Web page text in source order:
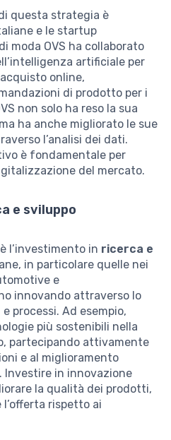
questa strategia è
e le startup
moda OVS ha collaborato
artificiale per
online,
di prodotto per i
non solo ha reso la sua
ha anche migliorato le sue
l’analisi dei dati.
è fondamentale per
del mercato.
e sviluppo
l’investimento in ricerca e
in particolare quelle nei
e
innovando attraverso lo
processi. Ad esempio,
più sostenibili nella
partecipando attivamente
e al miglioramento
Investire in innovazione
la qualità dei prodotti,
rispetto ai